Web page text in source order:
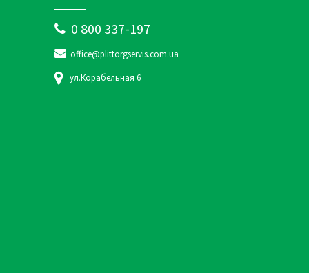
0 800 337-197
office@plittorgservis.com.ua
ул.Корабельная 6